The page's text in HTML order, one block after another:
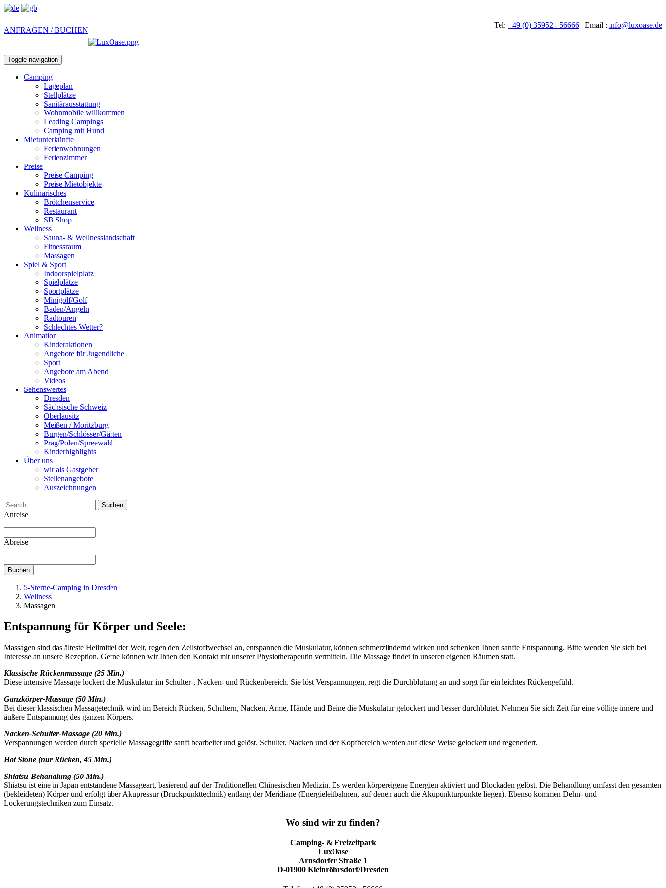
ANFRAGEN / BUCHEN
Tel: +49 (0) 35952 - 56666 | Email : info@luxoase.de
Toggle navigation
Camping
Lageplan
Stellplätze
Sanitärausstattung
Wohnmobile willkommen
Leading Campings
Camping mit Hund
Mietunterkünfte
Ferienwohnungen
Ferienzimmer
Preise
Preise Camping
Preise Mietobjekte
Kulinarisches
Brötchenservice
Restaurant
SB Shop
Wellness
Sauna- & Wellnesslandschaft
Fitnessraum
Massagen
Spiel & Sport
Indoorspielplatz
Spielplätze
Sportplätze
Minigolf/Golf
Baden/Angeln
Radtouren
Schlechtes Wetter?
Animation
Kinderaktionen
Angebote für Jugendliche
Sport
Angebote am Abend
Videos
Sehenswertes
Dresden
Sächsische Schweiz
Oberlausitz
Meißen / Moritzburg
Burgen/Schlösser/Gärten
Prag/Polen/Spreewald
Kinderhighlights
Über uns
wir als Gastgeber
Stellenangebote
Auszeichnungen
Suchen
Anreise
Abreise
Buchen
5-Sterne-Camping in Dresden
Wellness
Massagen
Entspannung für Körper und Seele:
Massagen sind das älteste Heilmittel der Welt, regen den Zellstoffwechsel an, entspannen die Muskulatur, können schmerzlindernd wirken und schenken Ihnen sanfte Entspannung. Bitte wenden Sie sich bei
Interesse an unsere Rezeption. Gerne können wir Ihnen den Kontakt mit unserer Physiotherapeutin vermitteln. Die Massage findet in unseren eigenen Räumen statt.
Klassische Rückenmassage (25 Min.)
Diese intensive Massage lockert die Muskulatur im Schulter-, Nacken- und Rückenbereich. Sie löst Verspannungen, regt die Durchblutung an und sorgt für ein leichtes Rückengefühl.
Ganzkörper-Massage (50 Min.)
Bei dieser klassischen Massagetechnik wird im Bereich Rücken, Schultern, Nacken, Arme, Hände und Beine die Muskulatur gelockert und besser durchblutet. Nehmen Sie sich Zeit für eine völlige innere und
äußere Entspannung des ganzen Körpers.
Nacken-Schulter-Massage (20 Min.)
Verspannungen werden durch spezielle Massagegriffe sanft bearbeitet und gelöst. Schulter, Nacken und der Kopfbereich werden auf diese Weise gelockert und regeneriert.
Hot Stone (nur Rücken, 45 Min.)
Shiatsu-Behandlung (50 Min.)
Shiatsu ist eine in Japan entstandene Massageart, basierend auf der Traditionellen Chinesischen Medizin. Es werden körpereigene Energien aktiviert und Blockaden gelöst. Die Behandlung umfasst den gesamten
(bekleideten) Körper und erfolgt über Akupressur (Druckpunkttechnik) entlang der Meridiane (Energieleitbahnen, auf denen auch die Akupunkturpunkte liegen). Ebenso kommen Dehn- und
Lockerungstechniken zum Einsatz.
Wo sind wir zu finden?
Camping- & Freizeitpark
LuxOase
Arnsdorfer Straße 1
D-01900 Kleinröhrsdorf/Dresden